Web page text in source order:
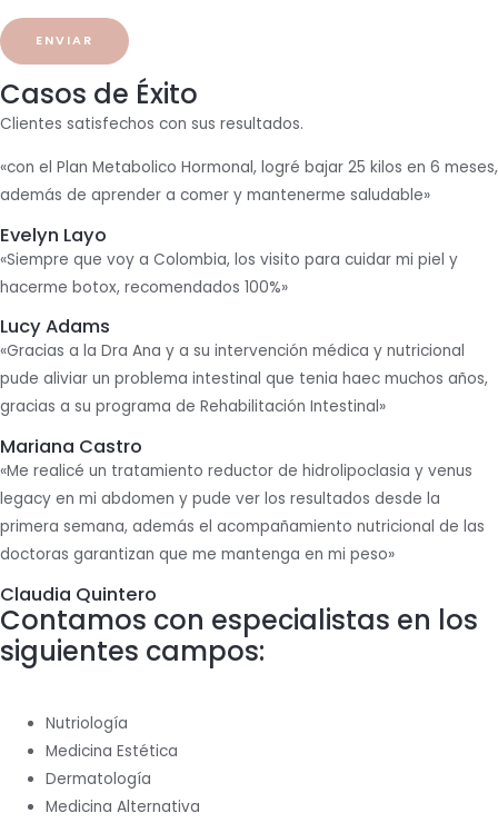
Casos de Éxito
Clientes satisfechos con sus resultados.
«con el Plan Metabolico Hormonal, logré bajar 25 kilos en 6 meses,
además de aprender a comer y mantenerme saludable»
Evelyn Layo
«Siempre que voy a Colombia, los visito para cuidar mi piel y
hacerme botox, recomendados 100%»
Lucy Adams
«Gracias a la Dra Ana y a su intervención médica y nutricional
pude aliviar un problema intestinal que tenia haec muchos años,
gracias a su programa de Rehabilitación Intestinal»
Mariana Castro
«Me realicé un tratamiento reductor de hidrolipoclasia y venus
legacy en mi abdomen y pude ver los resultados desde la
primera semana, además el acompañamiento nutricional de las
doctoras garantizan que me mantenga en mi peso»
Claudia Quintero
Contamos con especialistas en los
siguientes campos:
Nutriología
Medicina Estética
Dermatología
Medicina Alternativa